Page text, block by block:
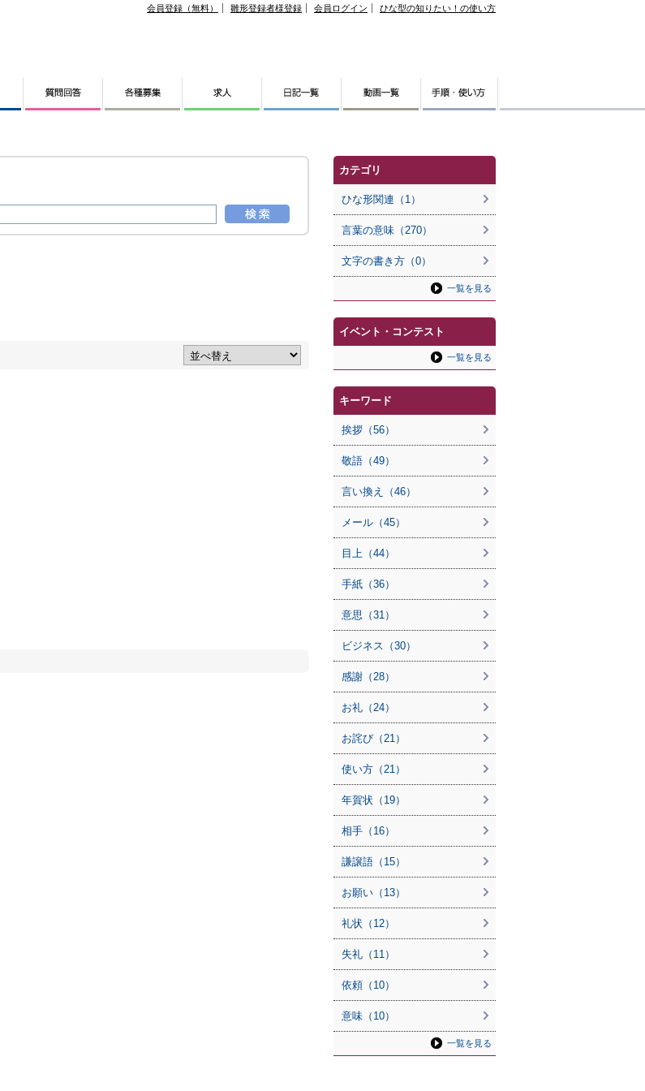
会員登録（無料） 雛形登録者様登録 会員ログイン ひな型の知りたい！の使い方
カテゴリ
ひな形関連（1）
言葉の意味（270）
文字の書き方（0）
一覧を見る
イベント・コンテスト
一覧を見る
キーワード
挨拶（56）
敬語（49）
言い換え（46）
メール（45）
目上（44）
手紙（36）
意思（31）
ビジネス（30）
感謝（28）
お礼（24）
お詫び（21）
使い方（21）
年賀状（19）
相手（16）
謙譲語（15）
お願い（13）
礼状（12）
失礼（11）
依頼（10）
意味（10）
一覧を見る